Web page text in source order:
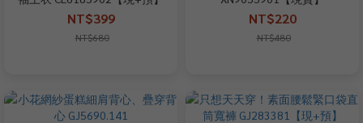
NT$399
NT$680
NT$220
NT$480